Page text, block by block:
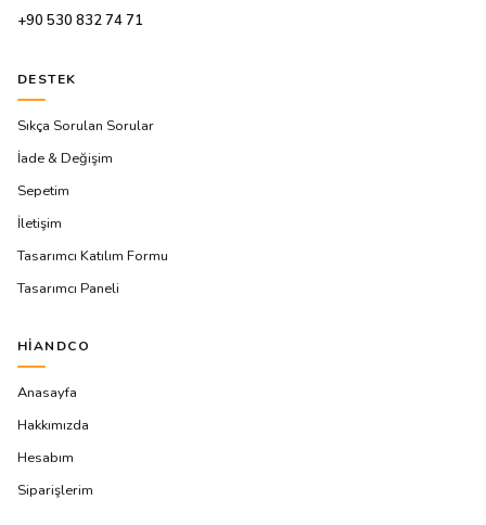
+90 530 832 74 71
DESTEK
Sıkça Sorulan Sorular
İade & Değişim
Sepetim
İletişim
Tasarımcı Katılım Formu
Tasarımcı Paneli
HIANDCO
Anasayfa
Hakkımızda
Hesabım
Siparişlerim